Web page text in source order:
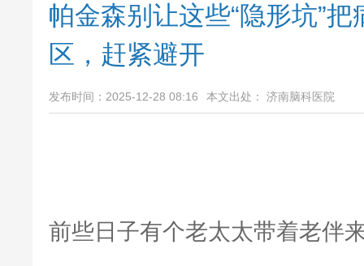
帕金森别让这些“隐形坑”
区，赶紧避开
发布时间：2025-12-28 08:16 本文出处： 济南脑科医院
前些日子有个老太太带着老伴